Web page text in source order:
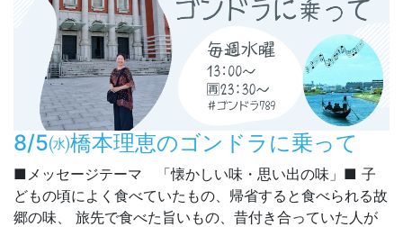
8/5㈬橋本理恵のゴンドラに乗って
■メッセージテーマ 「懐かしい味・思い出の味」■ 子
どもの頃によく食べていたもの、帰省すると食べられる故
郷の味、 旅先で食べた旨いもの、昔付き合っていた人が